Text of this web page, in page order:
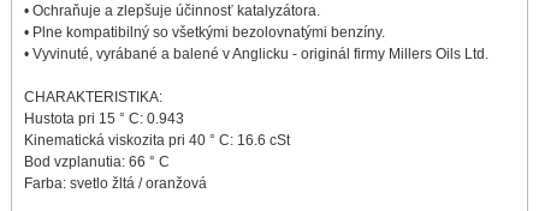
• Ochraňuje a zlepšuje účinnosť katalyzátora.
• Plne kompatibilný so všetkými bezolovnatými benzíny.
• Vyvinuté, vyrábané a balené v Anglicku - originál firmy Millers Oils Ltd.
CHARAKTERISTIKA:
Hustota pri 15 ° C: 0.943
Kinematická viskozita pri 40 ° C: 16.6 cSt
Bod vzplanutia: 66 ° C
Farba: svetlo žltá / oranžová